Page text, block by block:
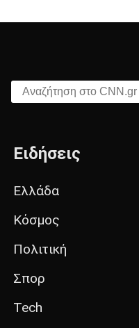
Αναζήτηση στο CNN.gr
Ειδήσεις
Ελλάδα
Κόσμος
Πολιτική
Σπορ
Tech